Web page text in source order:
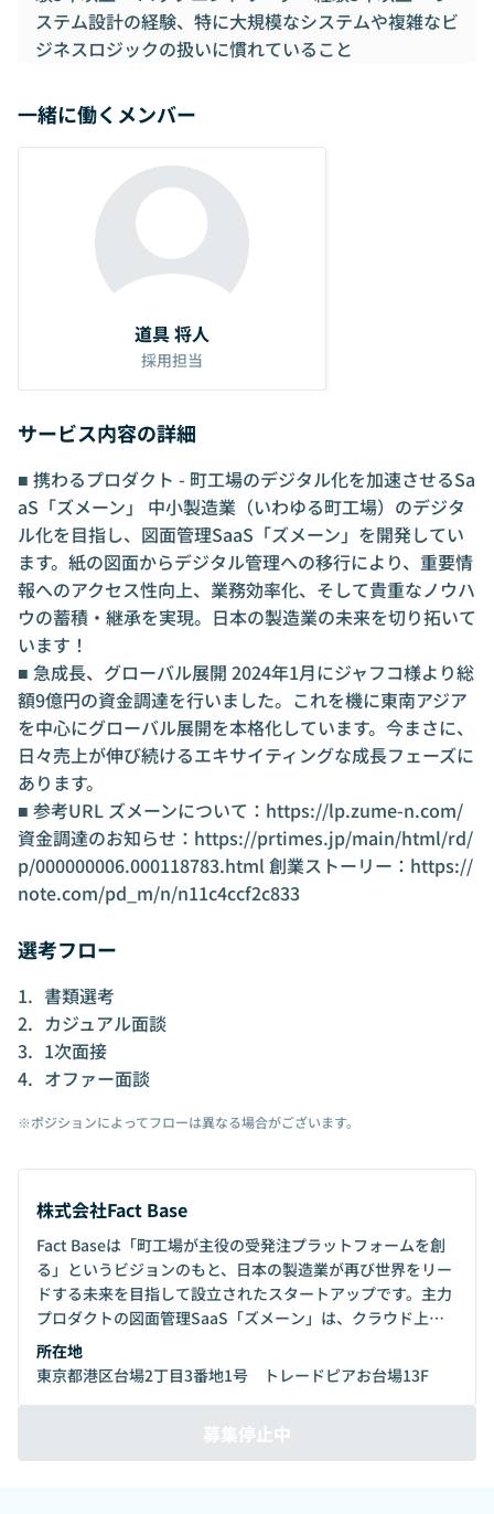
ステム設計の経験、特に大規模なシステムや複雑なビ
ジネスロジックの扱いに慣れていること
一緒に働くメンバー
道具 将人
採用担当
サービス内容の詳細
■ 携わるプロダクト - 町工場のデジタル化を加速させるSa
aS「ズメーン」 中小製造業（いわゆる町工場）のデジタ
ル化を目指し、図面管理SaaS「ズメーン」を開発してい
ます。紙の図面からデジタル管理への移行により、重要情
報へのアクセス性向上、業務効率化、そして貴重なノウハ
ウの蓄積・継承を実現。日本の製造業の未来を切り拓いて
います！
■ 急成長、グローバル展開 2024年1月にジャフコ様より総
額9億円の資金調達を行いました。これを機に東南アジア
を中心にグローバル展開を本格化しています。今まさに、
日々売上が伸び続けるエキサイティングな成長フェーズに
あります。
■ 参考URL ズメーンについて： https://lp.zume-n.com/
資金調達のお知らせ： https://prtimes.jp/main/html/rd/
p/000000006.000118783.html 創業ストーリー： https://
note.com/pd_m/n/n11c4ccf2c833
選考フロー
書類選考
カジュアル面談
1次面接
オファー面談
※ポジションによってフローは異なる場合がございます。
株式会社Fact Base
Fact Baseは「町工場が主役の受発注プラットフォームを創
る」というビジョンのもと、日本の製造業が再び世界をリー
ドする未来を目指して設立されたスタートアップです。主力
プロダクトの図面管理SaaS「ズメーン」は、クラウド上で
図面や製造情報を一元管理できるサービスです。紙ベースの
業務が根強く残る中小製造業や町工場の現場に対し、業務効
率化や技術継承、ノウハウ活用といった大きなインパクトを
施2025年2月：シリーズBとして14.5億円の資金調達を完了
2025年11月：シリーズCとして総額44億円の資金調達を実施
所在地
東京都港区台場2丁目3番地1号 トレードピアお台場13F
募集停止中